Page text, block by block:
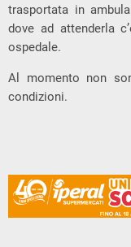
trasportata in
dove ad attenderla
ospedale.
Al momento non
condizioni.